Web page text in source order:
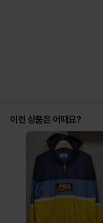
이런 상품은 어때요?